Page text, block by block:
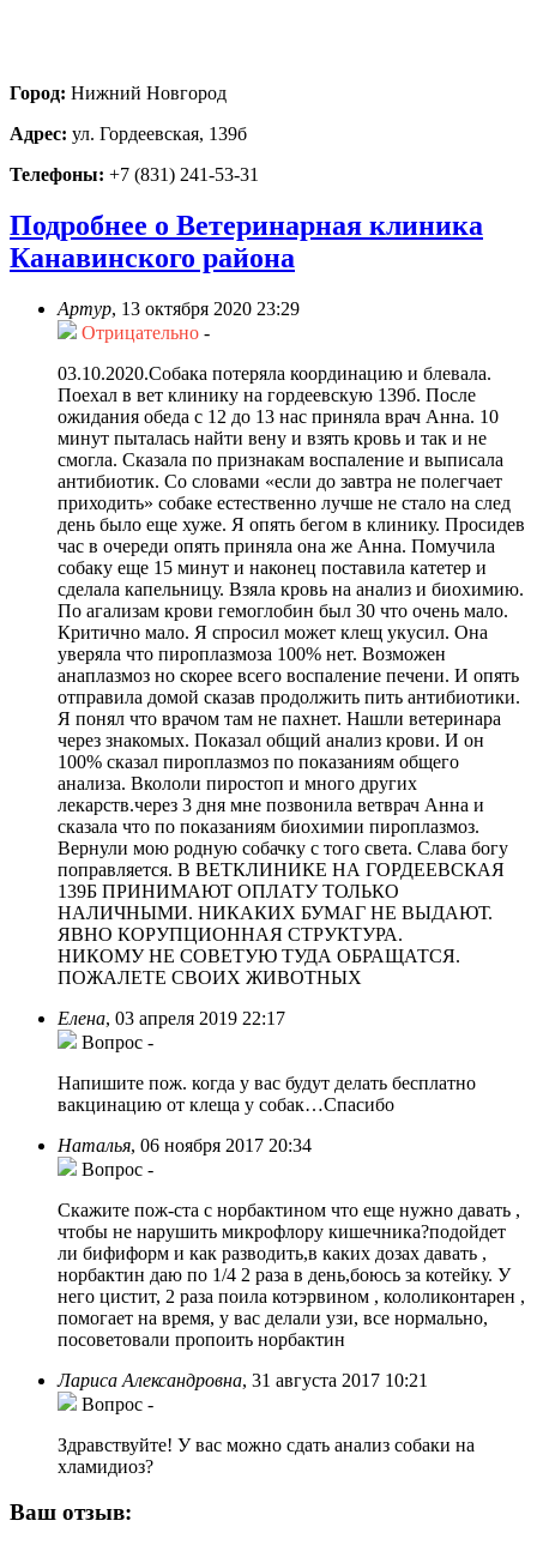
Город: Нижний Новгород
Адрес: ул. Гордеевская, 139б
Телефоны: +7 (831) 241‑53-31
Подробнее о Ветеринарная клиника
Канавинского района
Артур, 13 октября 2020 23:29
Отрицательно -
03.10.2020.Собака потеряла координацию и блевала.
Поехал в вет клинику на гордеевскую 139б. После
ожидания обеда с 12 до 13 нас приняла врач Анна. 10
минут пыталась найти вену и взять кровь и так и не
смогла. Сказала по признакам воспаление и выписала
антибиотик. Со словами «если до завтра не полегчает
приходить» собаке естественно лучше не стало на след
день было еще хуже. Я опять бегом в клинику. Просидев
час в очереди опять приняла она же Анна. Помучила
собаку еще 15 минут и наконец поставила катетер и
сделала капельницу. Взяла кровь на анализ и биохимию.
По агализам крови гемоглобин был 30 что очень мало.
Критично мало. Я спросил может клещ укусил. Она
уверяла что пироплазмоза 100% нет. Возможен
анаплазмоз но скорее всего воспаление печени. И опять
отправила домой сказав продолжить пить антибиотики.
Я понял что врачом там не пахнет. Нашли ветеринара
через знакомых. Показал общий анализ крови. И он
100% сказал пироплазмоз по показаниям общего
анализа. Вкололи пиростоп и много других
лекарств.через 3 дня мне позвонила ветврач Анна и
сказала что по показаниям биохимии пироплазмоз.
Вернули мою родную собачку с того света. Слава богу
поправляется. В ВЕТКЛИНИКЕ НА ГОРДЕЕВСКАЯ
139Б ПРИНИМАЮТ ОПЛАТУ ТОЛЬКО
НАЛИЧНЫМИ. НИКАКИХ БУМАГ НЕ ВЫДАЮТ.
ЯВНО КОРУПЦИОННАЯ СТРУКТУРА.
НИКОМУ НЕ СОВЕТУЮ ТУДА ОБРАЩАТСЯ.
ПОЖАЛЕТЕ СВОИХ ЖИВОТНЫХ
Елена, 03 апреля 2019 22:17
Вопрос -
Напишите пож. когда у вас будут делать бесплатно
вакцинацию от клеща у собак…Спасибо
Наталья, 06 ноября 2017 20:34
Вопрос -
Скажите пож-ста с норбактином что еще нужно давать ,
чтобы не нарушить микрофлору кишечника?подойдет
ли бифиформ и как разводить,в каких дозах давать ,
норбактин даю по 1/4 2 раза в день,боюсь за котейку. У
него цистит, 2 раза поила котэрвином , кололиконтарен ,
помогает на время, у вас делали узи, все нормально,
посоветовали пропоить норбактин
Лариса Александровна, 31 августа 2017 10:21
Вопрос -
Здравствуйте! У вас можно сдать анализ собаки на
хламидиоз?
Ваш отзыв: